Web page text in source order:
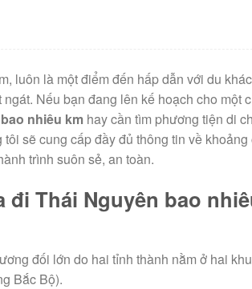
luôn là một điểm đến hấp dẫn với du
Nếu bạn đang lên kế hoạch cho một
nhiêu km hay cần tìm phương tiện di
sẽ cung cấp đầy đủ thông tin về khoảng
trình suôn sẻ, an toàn.
đi Thái Nguyên bao
đối lớn do hai tỉnh thành nằm ở hai
Bắc Bộ).